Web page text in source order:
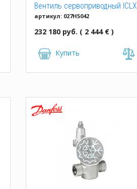
Вентиль сервоприводный ICLX
50 SOC
артикул: 027H5042
232 180 руб. ( 2 444 € )
Купить